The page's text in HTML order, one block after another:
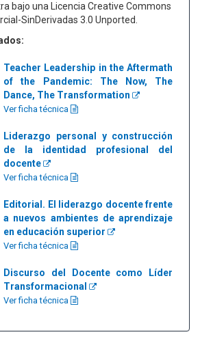
bajo una Licencia Creative Commons
SinDerivadas 3.0 Unported.
Teacher Leadership in the Aftermath
of the Pandemic: The Now, The
Dance, The Transformation
Ver ficha técnica
Liderazgo personal y construcción
de la identidad profesional del
docente
Ver ficha técnica
Editorial. El liderazgo docente frente
a nuevos ambientes de aprendizaje
en educación superior
Ver ficha técnica
Discurso del Docente como Líder
Transformacional
Ver ficha técnica